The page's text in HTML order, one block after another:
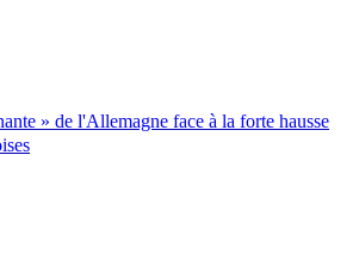
» de l'Allemagne face à la forte hausse